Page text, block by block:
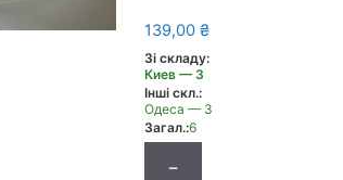
139,00₴
Зі складу:
Киев — 3
Інші скл.:
Одеса — 3
Загал.:6
−